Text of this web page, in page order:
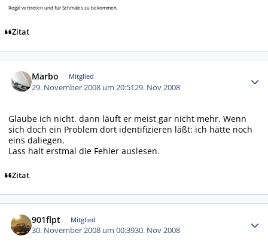
Regal vertreten und für Schmales zu bekommen.
Zitat
Marbo Mitglied
29. November 2008 um 20:5129. Nov 2008
Glaube ich nicht, dann läuft er meist gar nicht mehr. Wenn
sich doch ein Problem dort identifizieren läßt: ich hätte noch
eins daliegen.
Lass halt erstmal die Fehler auslesen.
Zitat
901flpt Mitglied
30. November 2008 um 00:3930. Nov 2008